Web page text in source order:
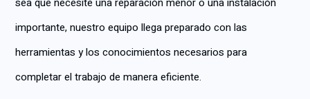
importante, nuestro equipo llega preparado con las
herramientas y los conocimientos necesarios para
completar el trabajo de manera eficiente.